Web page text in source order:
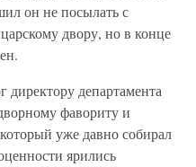
он не посылать с
двору, но в конце
директору департамента
фавориту и
уже давно собирал
ярились